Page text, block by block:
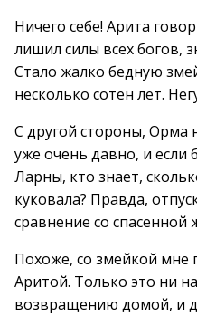
Ничего себе! Арита
лишил силы всех богов,
Стало жалко бедную
несколько сотен лет.
С другой стороны, Орма
уже очень давно, и если
Ларны, кто знает,
куковала? Правда,
сравнение со спасенной
Похоже, со змейкой мне
Аритой. Только это ни
возвращению домой, и